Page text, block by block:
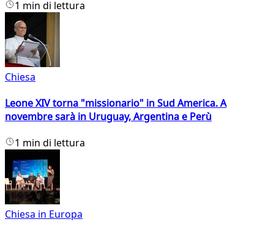
1 min di lettura
Chiesa
Leone XIV torna "missionario" in Sud America. A
novembre sarà in Uruguay, Argentina e Perù
1 min di lettura
Chiesa in Europa